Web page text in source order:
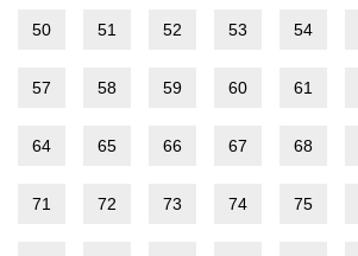
50 51 52 53 54
57 58 59 60 61
64 65 66 67 68
71 72 73 74 75